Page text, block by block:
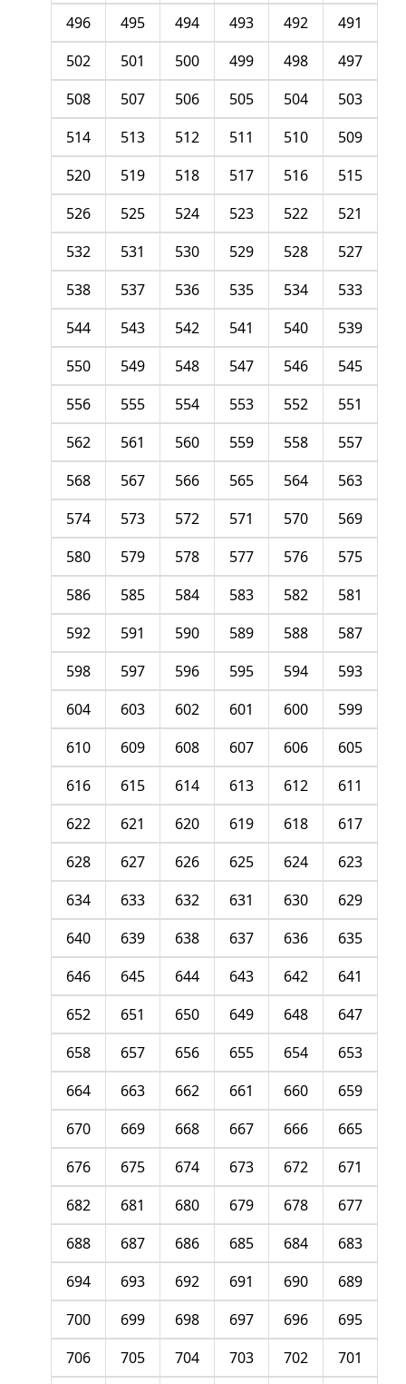
491
492
493
494
495
496
497
498
499
500
501
502
503
504
505
506
507
508
509
510
511
512
513
514
515
516
517
518
519
520
521
522
523
524
525
526
527
528
529
530
531
532
533
534
535
536
537
538
539
540
541
542
543
544
545
546
547
548
549
550
551
552
553
554
555
556
557
558
559
560
561
562
563
564
565
566
567
568
569
570
571
572
573
574
575
576
577
578
579
580
581
582
583
584
585
586
587
588
589
590
591
592
593
594
595
596
597
598
599
600
601
602
603
604
605
606
607
608
609
610
611
612
613
614
615
616
617
618
619
620
621
622
623
624
625
626
627
628
629
630
631
632
633
634
635
636
637
638
639
640
641
642
643
644
645
646
647
648
649
650
651
652
653
654
655
656
657
658
659
660
661
662
663
664
665
666
667
668
669
670
671
672
673
674
675
676
677
678
679
680
681
682
683
684
685
686
687
688
689
690
691
692
693
694
695
696
697
698
699
700
701
702
703
704
705
706